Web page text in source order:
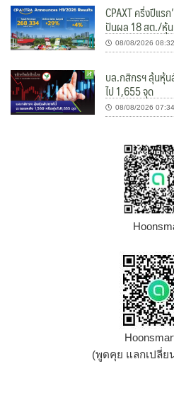
CPAXT ครึ่งปีแร
ปันผล 18 สต./หุ้น
08/08/2026 08:32
บล.กสิกรฯ ลุ้นหุ้
ไป 1,655 จุด
08/08/2026 07:34
(พูดคุย แลกเปลี่ย